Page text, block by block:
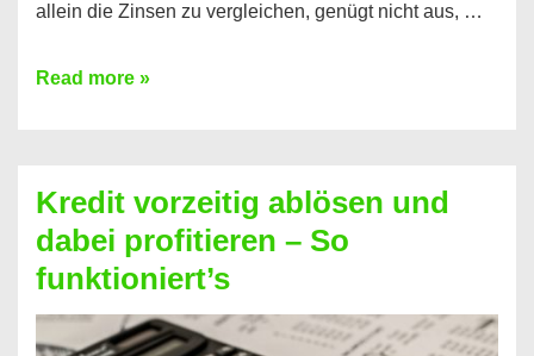
allein die Zinsen zu vergleichen, genügt nicht aus, …
Ganz
Kredit
berechnen
–
Mit
diesen
Read more »
Kredit vorzeitig ablösen und
dabei profitieren – So
funktioniert’s